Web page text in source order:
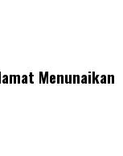
Menunaikan